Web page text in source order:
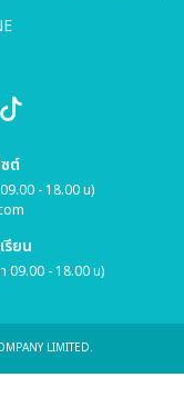
ต์
- 18.00 น)
ยน
09.00 - 18.00 น)
LIMITED.